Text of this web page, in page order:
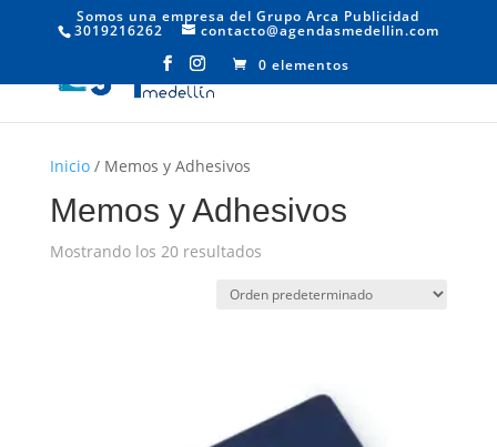
Somos una empresa del Grupo Arca Publicidad
3019216262
contacto@agendasmedellin.com
0 elementos
Inicio/ Memos y Adhesivos
Memos y Adhesivos
Mostrando los 20 resultados